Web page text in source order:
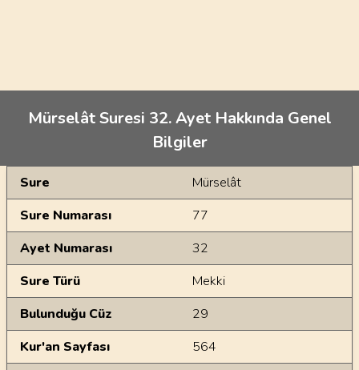
Mürselât Suresi 32. Ayet Hakkında Genel
Bilgiler
Genel Bilgiler
Sure
Mürselât
Sure Numarası
77
Ayet Numarası
32
Sure Türü
Mekki
Bulunduğu Cüz
29
Kur'an Sayfası
564